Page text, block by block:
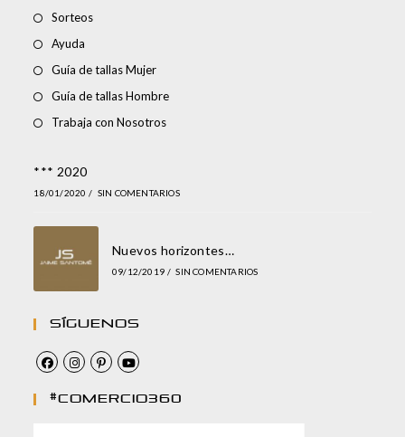
Sorteos
Ayuda
Guía de tallas Mujer
Guía de tallas Hombre
Trabaja con Nosotros
*** 2020
18/01/2020 / SIN COMENTARIOS
Nuevos horizontes…
09/12/2019 / SIN COMENTARIOS
Síguenos
#comercio360